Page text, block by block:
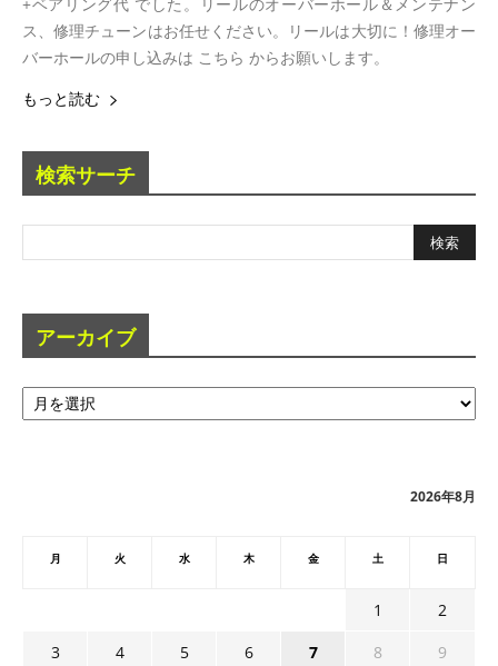
ス、修理チューンはお任せください。リールは大切に！修理オー
バーホールの申し込みは こちら からお願いします。
もっと読む
検索サーチ
アーカイブ
ア
ー
2026年8月
月 火 水 木 金 土 日
1
2
3
4 5 6 7 8
9